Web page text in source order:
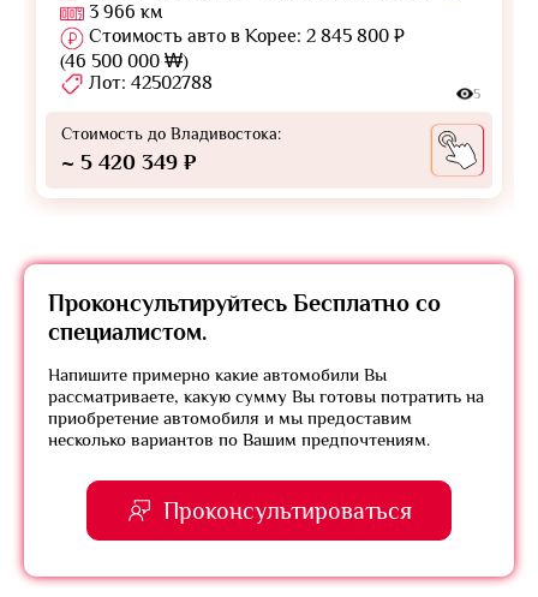
3 966 км
Стоимость авто в Корее: 2 845 800 ₽
(46 500 000 ₩)
Лот: 42502788
5
Стоимость до Владивостока:
~ 5 420 349 ₽
Проконсультируйтесь Бесплатно со
специалистом.
Напишите примерно какие автомобили Вы
рассматриваете, какую сумму Вы готовы потратить на
приобретение автомобиля и мы предоставим
несколько вариантов по Вашим предпочтениям.
Проконсультироваться